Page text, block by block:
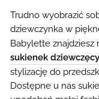
Trudno wyobrazić
dziewczynka w
Babylette znajdziesz
sukienek
stylizację do
Dostępne u nas